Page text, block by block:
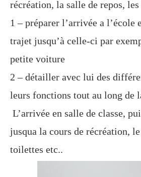
récréation, la salle de repos,
1 – préparer l’arrivée a l’école
trajet jusqu’à celle-ci par
petite voiture
2 – détailler avec lui des
leurs fonctions tout au long de
L’arrivée en salle de classe,
jusqua la cours de récréation, le
toilettes etc..